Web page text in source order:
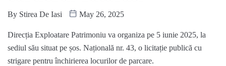
By Stirea De Iasi May 26, 2025
Direcția Exploatare Patrimoniu va organiza pe 5 iunie 2025, la
sediul său situat pe șos. Națională nr. 43, o licitație publică cu
strigare pentru închirierea locurilor de parcare.